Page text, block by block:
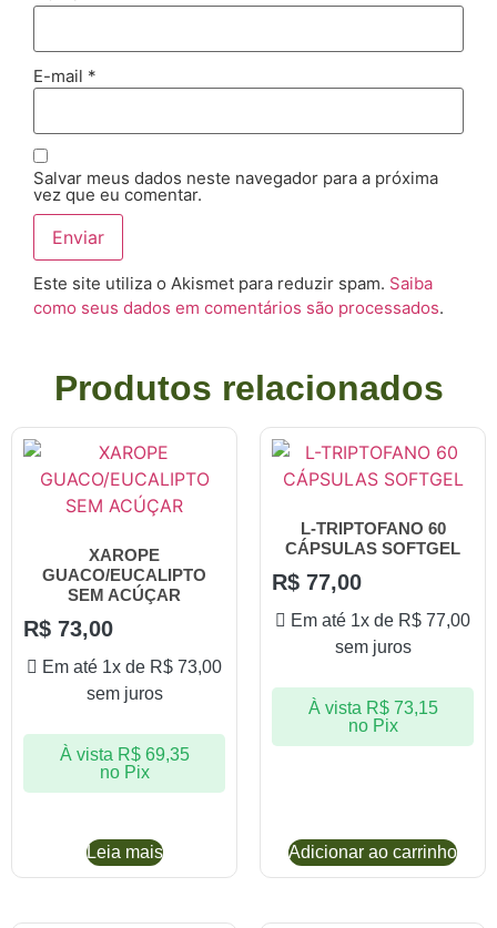
E-mail *
Salvar meus dados neste navegador para a próxima
vez que eu comentar.
Este site utiliza o Akismet para reduzir spam. Saiba
como seus dados em comentários são processados.
Produtos relacionados
XAROPE
GUACO/EUCALIPTO
SEM ACÚÇAR
R$ 73,00
Em até 1x de R$ 73,00
sem juros
À vista R$69,35
no Pix
Leia mais
L-TRIPTOFANO 60
CÁPSULAS SOFTGEL
R$ 77,00
Em até 1x de R$ 77,00
sem juros
À vista R$73,15
no Pix
Adicionar ao carrinho